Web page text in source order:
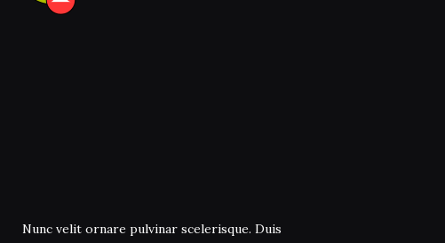
Nunc velit ornare pulvinar scelerisque. Duis